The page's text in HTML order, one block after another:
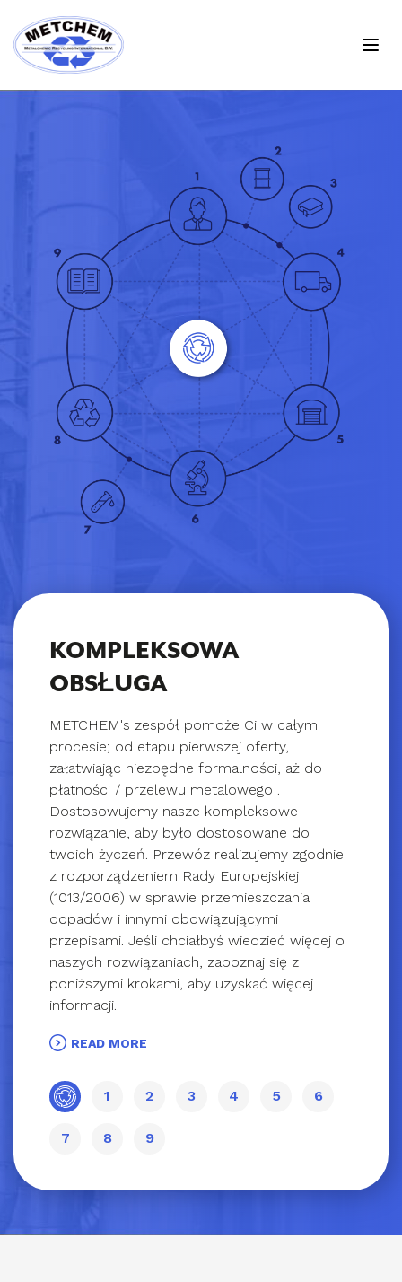
KOMPLEKSOWA
OBSŁUGA
METCHEM's zespół pomoże Ci w całym
procesie; od etapu pierwszej oferty,
załatwiając niezbędne formalności, aż do
płatności / przelewu metalowego .
Dostosowujemy nasze kompleksowe
rozwiązanie, aby było dostosowane do
twoich życzeń. Przewóz realizujemy zgodnie
z rozporządzeniem Rady Europejskiej
(1013/2006) w sprawie przemieszczania
odpadów i innymi obowiązującymi
przepisami. Jeśli chciałbyś wiedzieć więcej o
naszych rozwiązaniach, zapoznaj się z
poniższymi krokami, aby uzyskać więcej
informacji.
READ MORE
1 2 3 4 5 6
7 8 9